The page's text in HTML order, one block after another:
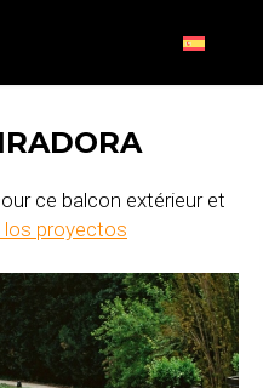
ce balcon extérieur et
proyectos